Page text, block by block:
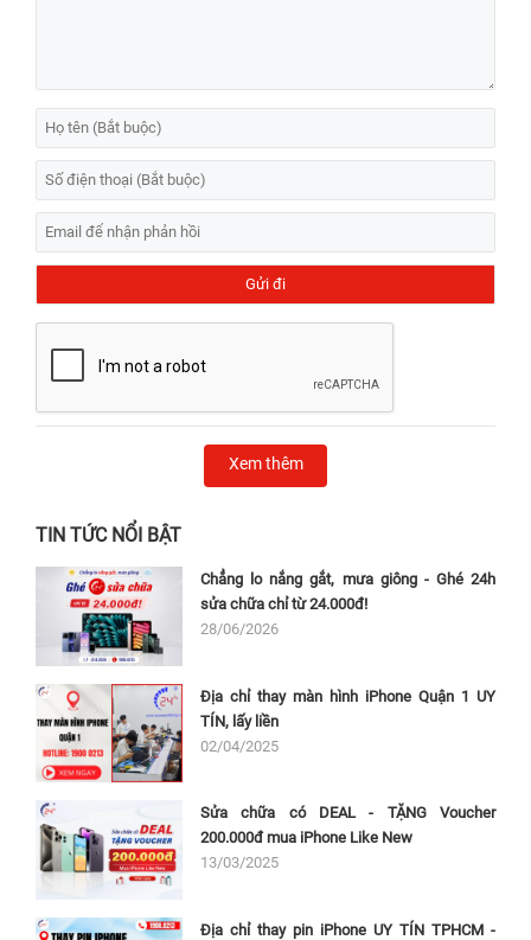
Xem thêm
TIN TỨC NỔI BẬT
Chẳng lo nắng gắt, mưa giông - Ghé 24h
sửa chữa chỉ từ 24.000đ!
28/06/2026
Địa chỉ thay màn hình iPhone Quận 1 UY
TÍN, lấy liền
02/04/2025
Sửa chữa có DEAL - TẶNG Voucher
200.000đ mua iPhone Like New
13/03/2025
Địa chỉ thay pin iPhone UY TÍN TPHCM -